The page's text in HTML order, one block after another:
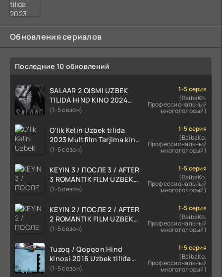
Обновления сериалов
Последние 10 обновлений
SALAAR 2 QISMI UZBEK
TILIDA HIND KINO 2024
TARJIMA 720p HD Skachat
(1-5 сезон)
1-5 серия
(BaibaKo,
Профессиональный
многоголосый)
O'lik Kelin Uzbek tilida
2023 Multfilm Tarjima kino
skachat
(1-5 сезон)
1-5 серия
(BaibaKo,
Профессиональный
многоголосый)
KEYIN 3 / ПОСЛЕ 3 / AFTER
3 ROMANTIK FILM UZBEK
TILIDA 2021 TARJIMA FILM
(1-5 сезон)
1-5 серия
(BaibaKo,
Профессиональный
многоголосый)
KEYIN 2 / ПОСЛЕ 2 / AFTER
2 ROMANTIK FILM UZBEK
TILIDA 2020 TARJIMA FILM
(1-5 сезон)
1-5 серия
(BaibaKo,
Профессиональный
многоголосый)
Tuzoq / Qopqon Hind
kinosi 2016 Uzbek tilida
tarjima film HD
(1-5 сезон)
1-5 серия
(BaibaKo,
Профессиональный
многоголосый)